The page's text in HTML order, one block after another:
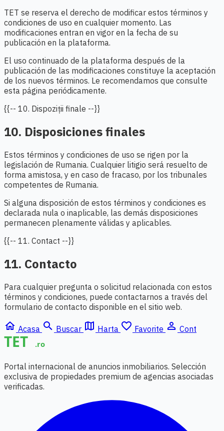
TET se reserva el derecho de modificar estos términos y
condiciones de uso en cualquier momento. Las
modificaciones entran en vigor en la fecha de su
publicación en la plataforma.
El uso continuado de la plataforma después de la
publicación de las modificaciones constituye la aceptación
de los nuevos términos. Le recomendamos que consulte
esta página periódicamente.
{{-- 10. Dispoziții finale --}}
10. Disposiciones finales
Estos términos y condiciones de uso se rigen por la
legislación de Rumania. Cualquier litigio será resuelto de
forma amistosa, y en caso de fracaso, por los tribunales
competentes de Rumania.
Si alguna disposición de estos términos y condiciones es
declarada nula o inaplicable, las demás disposiciones
permanecen plenamente válidas y aplicables.
{{-- 11. Contact --}}
11. Contacto
Para cualquier pregunta o solicitud relacionada con estos
términos y condiciones, puede contactarnos a través del
formulario de contacto disponible en el sitio web.
home Acasa search Buscar map Harta favorite_border Favorite person_outline Cont
Portal internacional de anuncios inmobiliarios. Selección
exclusiva de propiedades premium de agencias asociadas
verificadas.